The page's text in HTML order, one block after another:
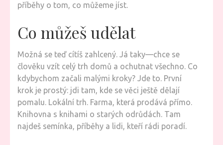
příběhy o tom, co můžeme jíst.
Co můžeš udělat
Možná se teď cítíš zahlcený. Já taky—chce se
člověku vzít celý trh domů a ochutnat všechno. Co
kdybychom začali malými kroky? Jde to. První
krok je prostý: jdi tam, kde se věci ještě dělají
pomalu. Lokální trh. Farma, která prodává přímo.
Knihovna s knihami o starých odrůdách. Tam
najdeš semínka, příběhy a lidi, kteří rádi poradí.